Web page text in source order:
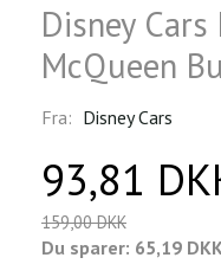
Disney
McQueen
Fra: Disney Cars
93,81
159,00 DKK
Du sparer: 65,19 DKK